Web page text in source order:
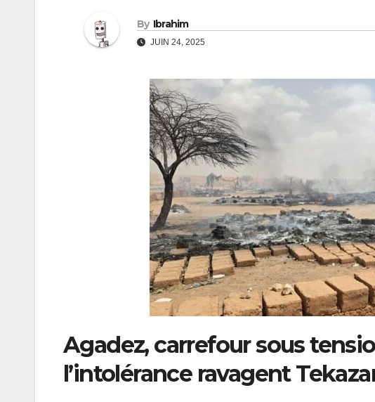
By Ibrahim
JUIN 24, 2025
Agadez, carrefour sous
l’intolérance ravagent